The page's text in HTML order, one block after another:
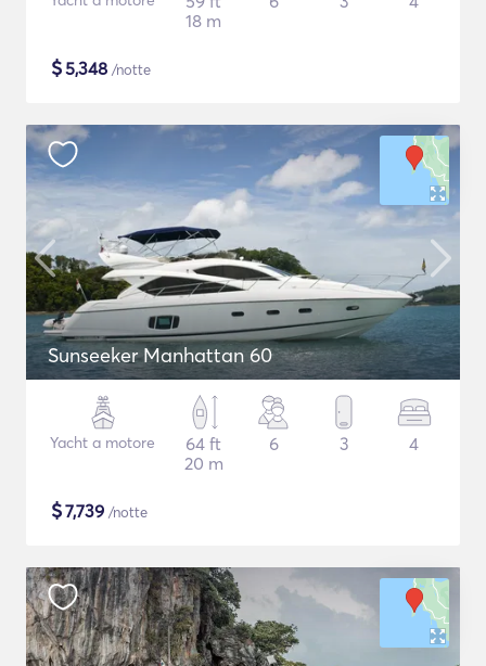
18 m
$5,348 /notte
Sunseeker Manhattan 60
Yacht a motore
64 ft
20 m
6 3 4
$7,739 /notte